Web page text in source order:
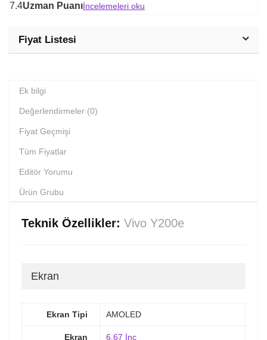
7.4Uzman Puanıİncelemeleri oku
Fiyat Listesi
Ek bilgi
Değerlendirmeler (0)
Fiyat Geçmişi
Tüm Fiyatlar
Editör Yorumu
Ürün Grubu
Teknik Özellikler: Vivo Y200e
Ekran
Ekran Tipi AMOLED
Ekran
6.67 İnç